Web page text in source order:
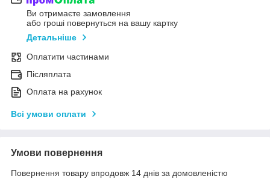
Ви отримаєте замовлення
або гроші повернуться на вашу картку
Детальніше
Оплатити частинами
Післяплата
Оплата на рахунок
Всі умови оплати
Умови повернення
Повернення товару впродовж 14 днів за домовленістю